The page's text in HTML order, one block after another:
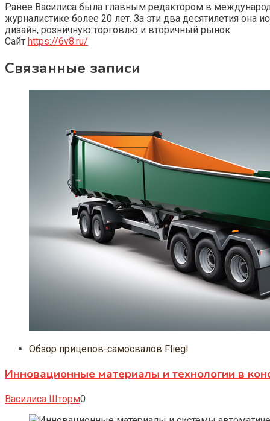
Ранее Василиса была главным редактором в
журналистике более 20 лет. За эти два десятилетия
дизайн, розничную торговлю и вторичный рынок.
Сайт https://6v8.ru/
Связанные записи
Обзор прицепов-самосвалов Fliegl
Инновационные материалы и технологии в
Василиса Шторм0